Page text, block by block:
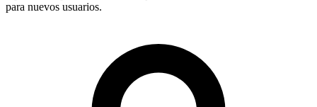
para nuevos usuarios.